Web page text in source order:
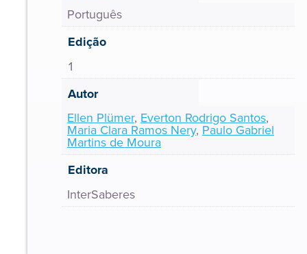
Português
Edição
1
Autor
Ellen Plümer, Everton Rodrigo Santos,
Maria Clara Ramos Nery, Paulo Gabriel
Martins de Moura
Editora
InterSaberes